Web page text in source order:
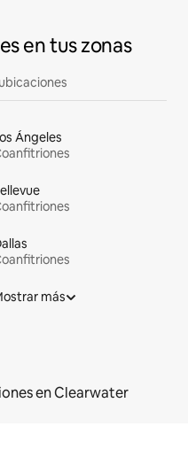
en tus zonas
Ángeles
más
en Clearwater